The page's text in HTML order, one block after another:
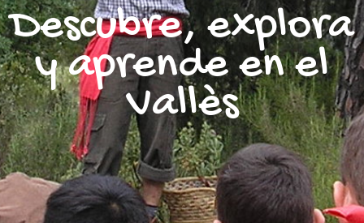
Descubre, explora
y aprende en el
Vallès